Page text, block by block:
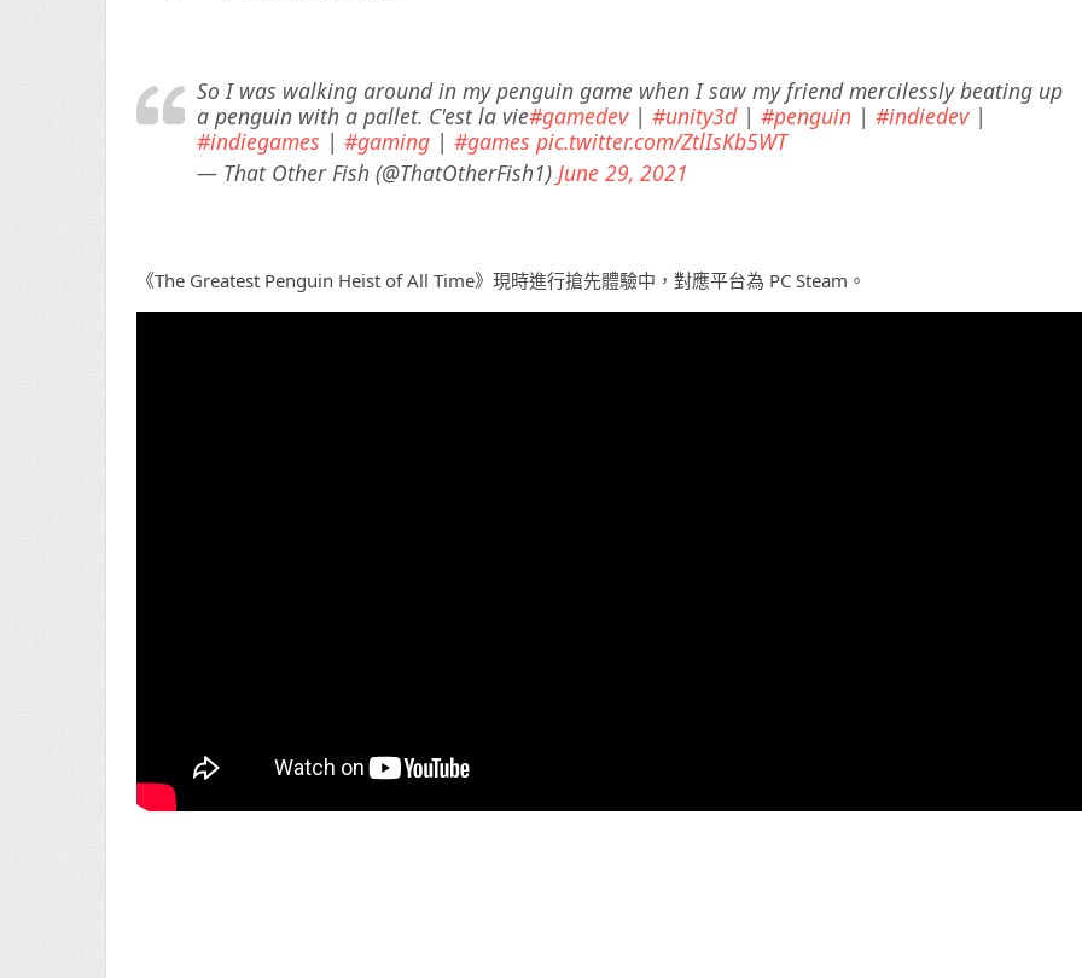
So I was walking around in my penguin game when I saw my friend mercilessly beating up
a penguin with a pallet. C'est la vie#gamedev| #unity3d| #penguin | #indiedev|
#indiegames | #gaming | #games pic.twitter.com/ZtlIsKb5WT
— That Other Fish (@ThatOtherFish1) June 29, 2021
《The Greatest Penguin Heist of All Time》現時進行搶先體驗中，對應平台為 PC Steam。